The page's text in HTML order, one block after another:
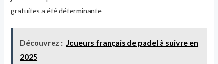
gratuites a été déterminante.
Découvrez : Joueurs français de padel à suivre en
2025